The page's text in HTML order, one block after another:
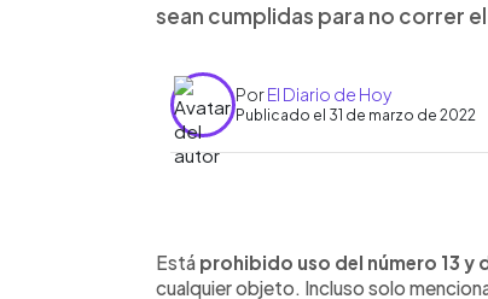
sean cumplidas para no correr
PorEl Diario de Hoy
Publicado el 31 de marzo de 2022
► Escuchar artículo
Está prohibido uso del número 13 y
cualquier objeto. Incluso solo